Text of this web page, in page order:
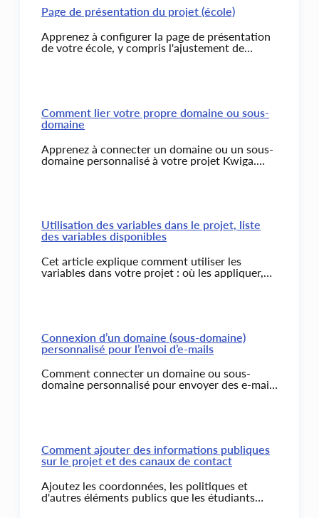
Page de présentation du projet (école)
Apprenez à configurer la page de présentation
de votre école, y compris l'ajustement de
Comment lier votre propre domaine ou sous-
domaine
Apprenez à connecter un domaine ou un sous-
domaine personnalisé à votre projet Kwiga.
Utilisation des variables dans le projet, liste
des variables disponibles
Cet article explique comment utiliser les
variables dans votre projet : où les appliquer,
webhooks, boutons, leçons, et plus encore.
Connexion d’un domaine (sous-domaine)
personnalisé pour l’envoi d’e-mails
Comment connecter un domaine ou sous-
domaine personnalisé pour envoyer des e-mails
Comment ajouter des informations publiques
sur le projet et des canaux de contact
Ajoutez les coordonnées, les politiques et
d'autres éléments publics que les étudiants